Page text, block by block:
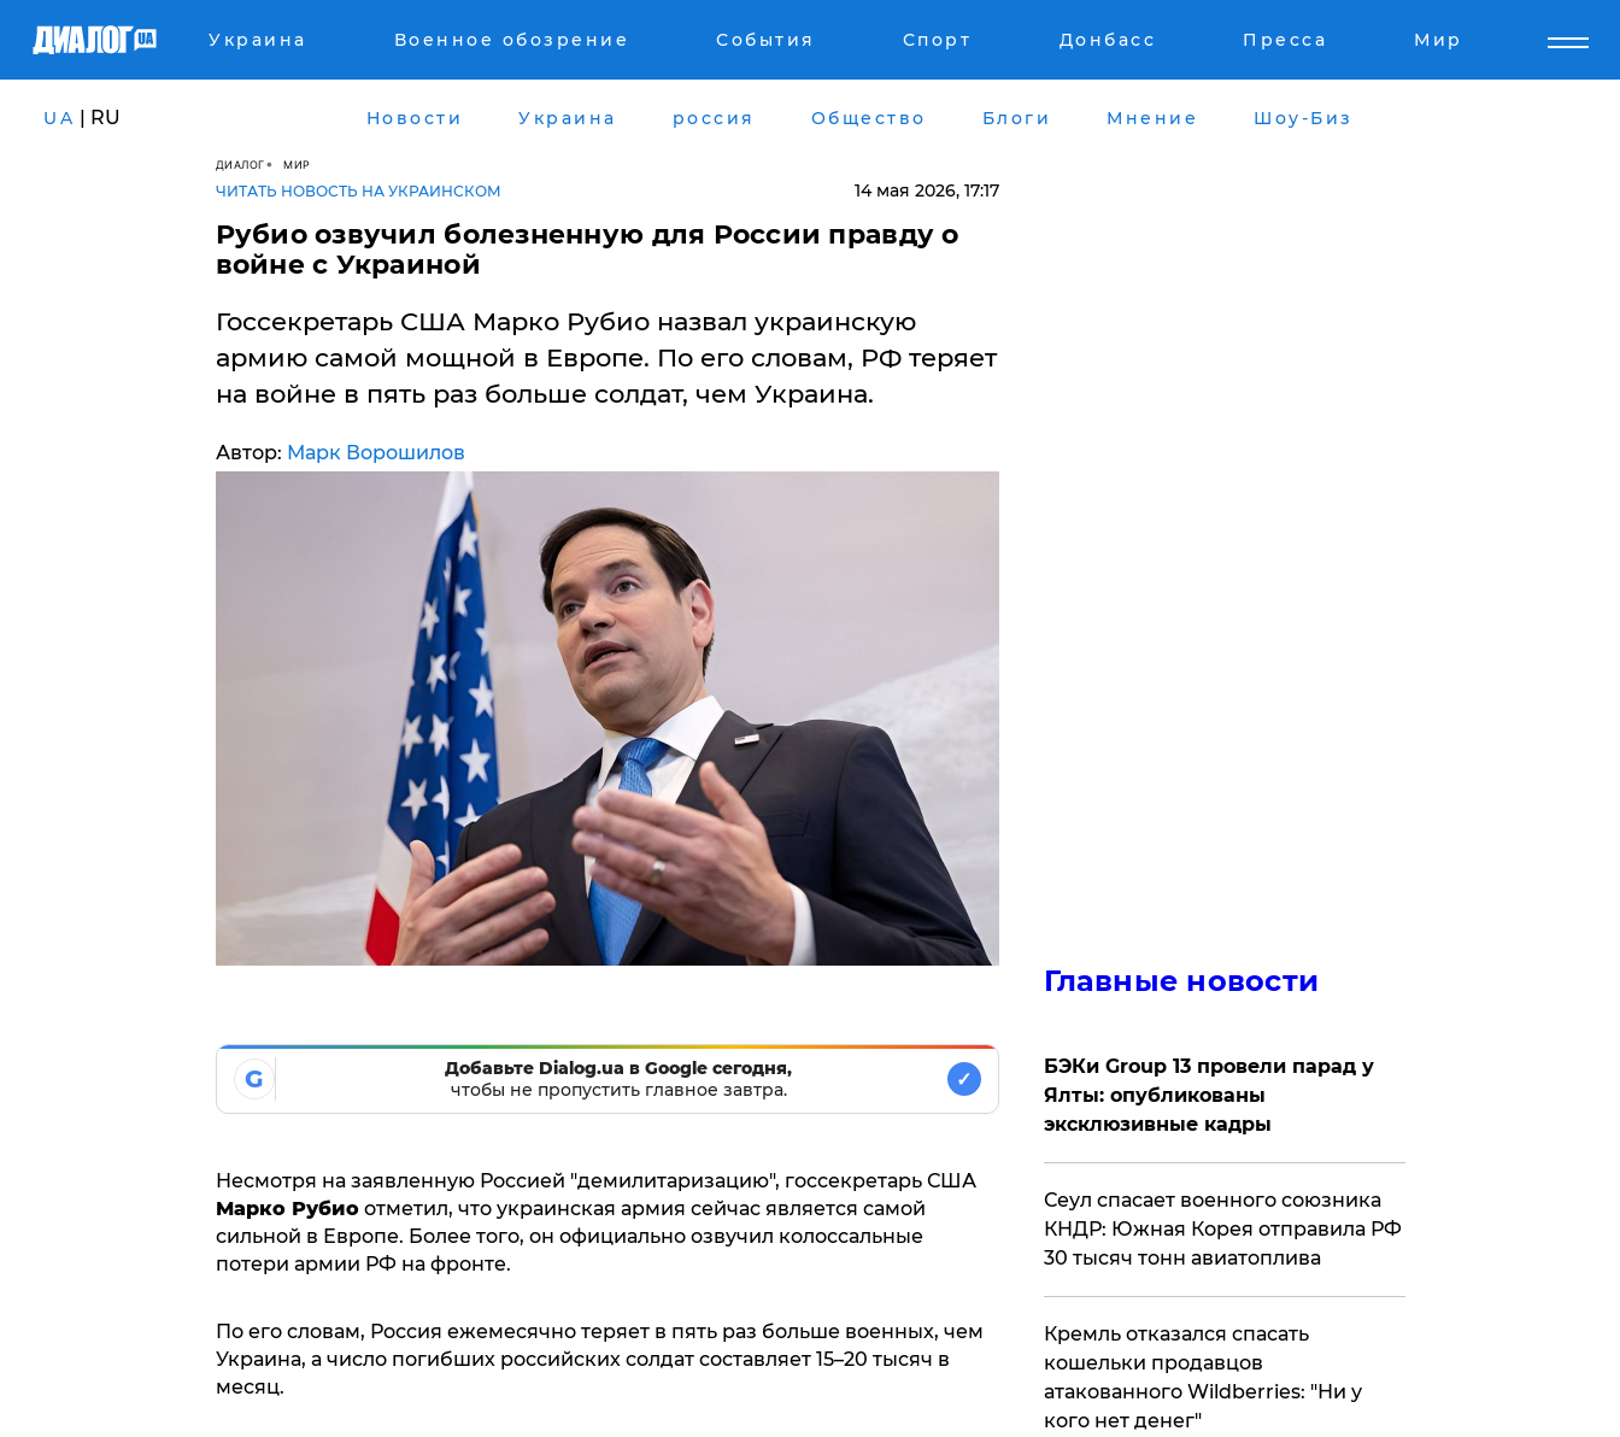
Украина Военное обозрение События Спорт Донбасс Пресса Мир
UA | RU Новости Украина россия Общество Блоги Мнение Шоу-Биз
ДИАЛОГ МИР
ЧИТАТЬ НОВОСТЬ НА УКРАИНСКОМ 14 мая 2026, 17:17
Рубио озвучил болезненную для России правду о
войне с Украиной
Госсекретарь США Марко Рубио назвал украинскую
армию самой мощной в Европе. По его словам, РФ теряет
на войне в пять раз больше солдат, чем Украина.
Автор: Марк Ворошилов
G
Добавьте Dialog.ua в Google сегодня,
чтобы не пропустить главное завтра.
✓
Несмотря на заявленную Россией "демилитаризацию", госсекретарь США
Марко Рубиоотметил, что украинская армия сейчас является самой
сильной в Европе. Более того, он официально озвучил колоссальные
потери армии РФ на фронте.
По его словам, Россия ежемесячно теряет в пять раз больше военных, чем
Украина, а число погибших российских солдат составляет 15–20 тысяч в
месяц.
Главные новости
​БЭКи Group 13 провели парад у
Ялты: опубликованы
эксклюзивные кадры
​Сеул спасает военного союзника
КНДР: Южная Корея отправила РФ
30 тысяч тонн авиатоплива
Кремль отказался спасать
кошельки продавцов
атакованного Wildberries: "Ни у
кого нет денег"